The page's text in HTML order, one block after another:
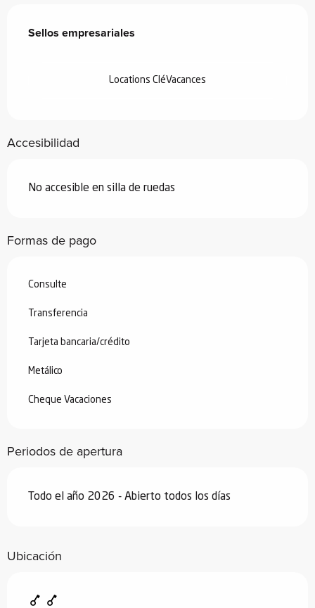
Sellos empresariales
Sellos empresariales
Locations CléVacances
Accesibilidad
No accesible en silla de ruedas
Formas de pago
Consulte
Transferencia
Tarjeta bancaria/crédito
Metálico
Cheque Vacaciones
Periodos de apertura
Todo el año 2026 - Abierto todos los días
Ubicación